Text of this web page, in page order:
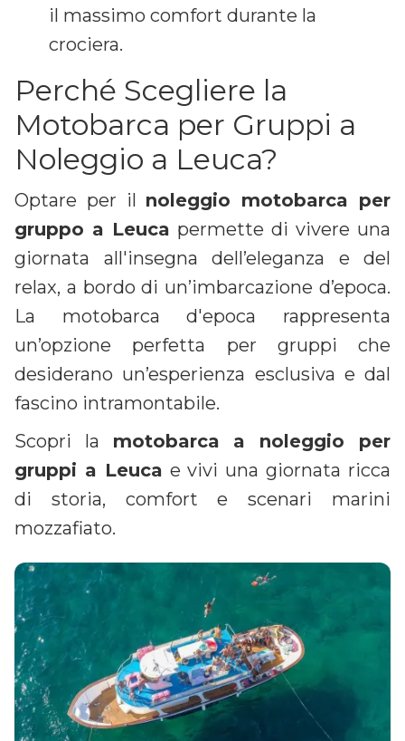
il massimo comfort durante la
crociera.
Perché Scegliere la
Motobarca per Gruppi a
Noleggio a Leuca?
Optare per il noleggio motobarca per
gruppo a Leuca permette di vivere una
giornata all'insegna dell’eleganza e del
relax, a bordo di un’imbarcazione d’epoca.
La motobarca d'epoca rappresenta
un’opzione perfetta per gruppi che
desiderano un’esperienza esclusiva e dal
fascino intramontabile.
Scopri la motobarca a noleggio per
gruppi a Leuca e vivi una giornata ricca
di storia, comfort e scenari marini
mozzafiato.